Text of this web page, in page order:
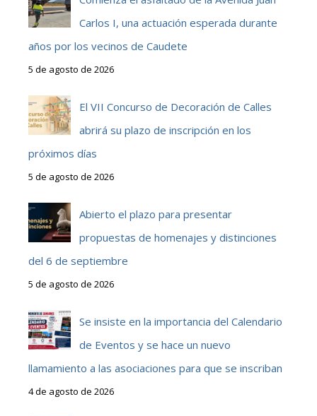
Carlos I, una actuación esperada durante
años por los vecinos de Caudete
5 de agosto de 2026
El VII Concurso de Decoración de Calles
abrirá su plazo de inscripción en los
próximos días
5 de agosto de 2026
Abierto el plazo para presentar
propuestas de homenajes y distinciones
del 6 de septiembre
5 de agosto de 2026
Se insiste en la importancia del Calendario
de Eventos y se hace un nuevo
llamamiento a las asociaciones para que se inscriban
4 de agosto de 2026